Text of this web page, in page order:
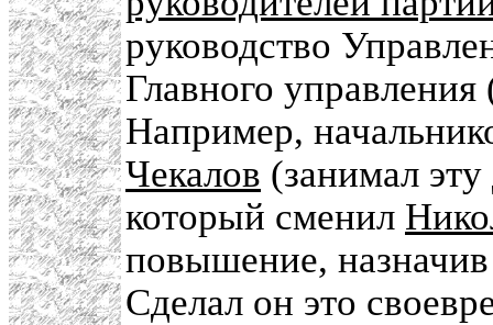
руководство
Главного
Например,
Чекалов (занимал
который сменил
повышение,
Сделал он это